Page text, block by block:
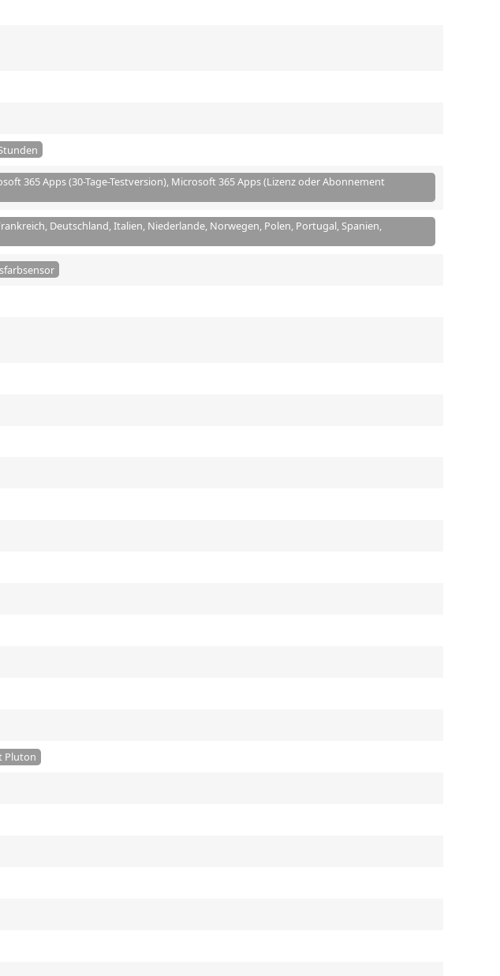
365 Apps (30-Tage-Testversion), Microsoft 365 Apps (Lizenz oder Abonnement
Deutschland, Italien, Niederlande, Norwegen, Polen, Portugal, Spanien,
Pluton